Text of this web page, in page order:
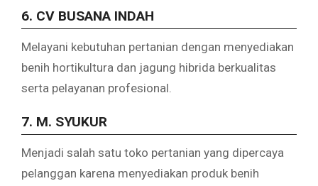
6. CV BUSANA INDAH
Melayani kebutuhan pertanian dengan menyediakan
benih hortikultura dan jagung hibrida berkualitas
serta pelayanan profesional.
7. M. SYUKUR
Menjadi salah satu toko pertanian yang dipercaya
pelanggan karena menyediakan produk benih